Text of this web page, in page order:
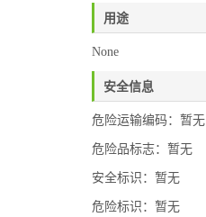
用途
None
安全信息
危险运输编码：暂无
危险品标志：暂无
安全标识：暂无
危险标识：暂无